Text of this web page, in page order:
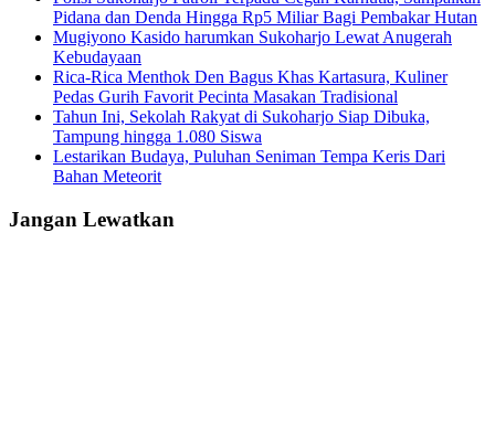
Pidana dan Denda Hingga Rp5 Miliar Bagi Pembakar Hutan
Mugiyono Kasido harumkan Sukoharjo Lewat Anugerah
Kebudayaan
Rica-Rica Menthok Den Bagus Khas Kartasura, Kuliner
Pedas Gurih Favorit Pecinta Masakan Tradisional
Tahun Ini, Sekolah Rakyat di Sukoharjo Siap Dibuka,
Tampung hingga 1.080 Siswa
Lestarikan Budaya, Puluhan Seniman Tempa Keris Dari
Bahan Meteorit
Jangan Lewatkan